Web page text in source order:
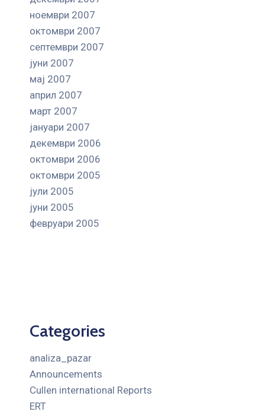
ноември 2007
октомври 2007
септември 2007
јуни 2007
мај 2007
април 2007
март 2007
јануари 2007
декември 2006
октомври 2006
октомври 2005
јули 2005
јуни 2005
февруари 2005
Categories
analiza_pazar
Announcements
Cullen international Reports
ERT